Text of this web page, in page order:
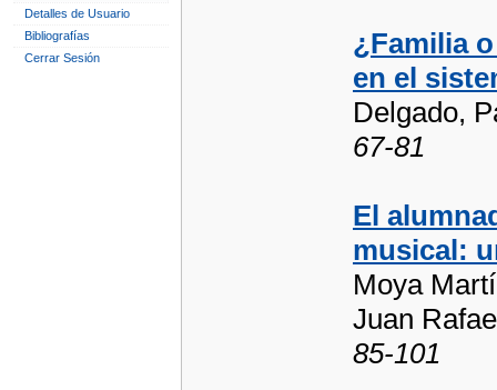
Detalles de Usuario
Bibliografías
Cerrar Sesión
¿Familia
en el
Delgado,
67-81
El
musical:
Moya
Juan
85-101